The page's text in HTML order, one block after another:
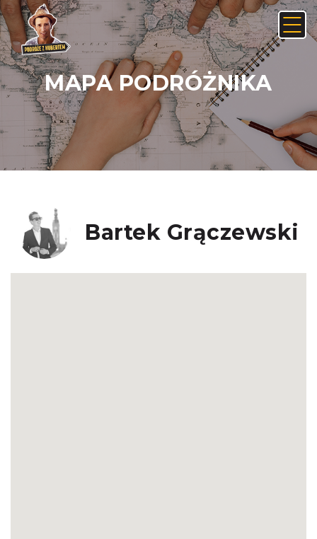
MAPA PODRÓŻNIKA
Bartek Grączewski
Anuluj Usuń
Nie, anuluj Tak, usuń
JAK ZNALEŹĆ LINK NA ANDROIDZIE: